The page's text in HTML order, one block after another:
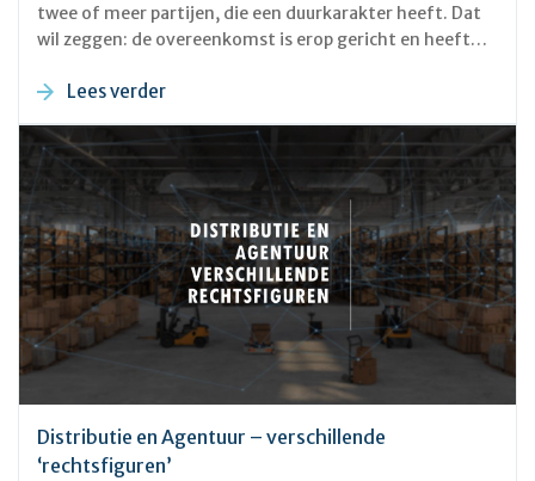
twee of meer partijen, die een duurkarakter heeft. Dat
wil zeggen: de overeenkomst is erop gericht en heeft
gelden. In een recente conclusie voor de Hoge Raad
omschrijft Advocaat-Generaal Van Peursem (daarbij
het Gerechtshof Arnhem-Leeuwarden citerend) dat van
een duurovereenkomst sprake is als er ‘een verplichting
wordt afgesproken tot opeenvolgende of voortdurende
prestaties’.
Lees verder
Distributie en Agentuur – verschillende
‘rechtsfiguren’